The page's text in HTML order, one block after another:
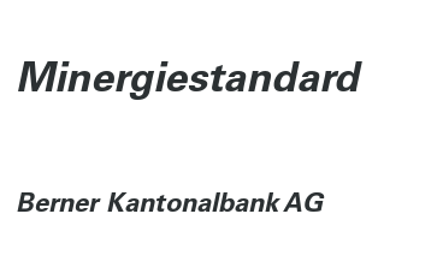
Minergiestandard
Berner Kantonalbank AG